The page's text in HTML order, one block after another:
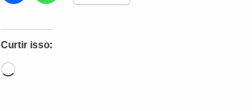
Curtir isso:
Carregando...